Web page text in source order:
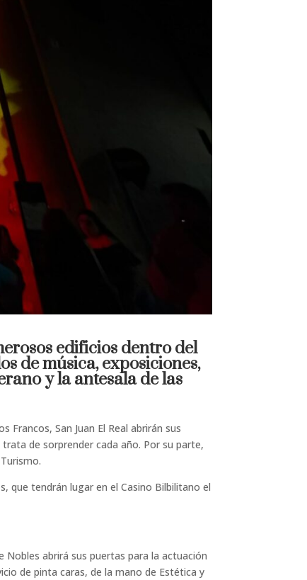
edificios dentro del
de música, exposiciones,
y la antesala de las
Francos, San Juan El Real abrirán sus
de sorprender cada año. Por su parte,
que tendrán lugar en el Casino Bilbilitano el
Nobles abrirá sus puertas para la actuación
de pinta caras, de la mano de Estética y